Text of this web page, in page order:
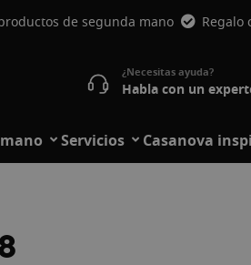
de segunda mano Regalo
Habla con un
Servicios Casanova